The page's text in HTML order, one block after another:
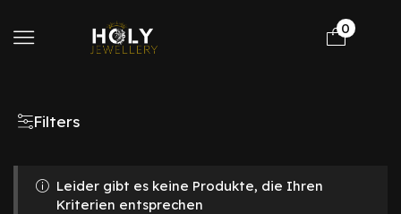
0
Filters
Leider gibt es keine Produkte, die Ihren
Kriterien entsprechen